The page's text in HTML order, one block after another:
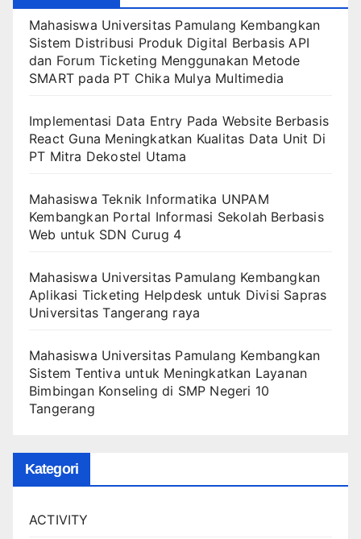
Mahasiswa Universitas Pamulang Kembangkan
Sistem Distribusi Produk Digital Berbasis API
dan Forum Ticketing Menggunakan Metode
SMART pada PT Chika Mulya Multimedia
Implementasi Data Entry Pada Website Berbasis
React Guna Meningkatkan Kualitas Data Unit Di
PT Mitra Dekostel Utama
Mahasiswa Teknik Informatika UNPAM
Kembangkan Portal Informasi Sekolah Berbasis
Web untuk SDN Curug 4
Mahasiswa Universitas Pamulang Kembangkan
Aplikasi Ticketing Helpdesk untuk Divisi Sapras
Universitas Tangerang raya
Mahasiswa Universitas Pamulang Kembangkan
Sistem Tentiva untuk Meningkatkan Layanan
Bimbingan Konseling di SMP Negeri 10
Tangerang
Kategori
ACTIVITY